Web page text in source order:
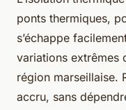
ponts thermiques,
s’échappe
variations extrêmes
région marseillaise.
accru, sans